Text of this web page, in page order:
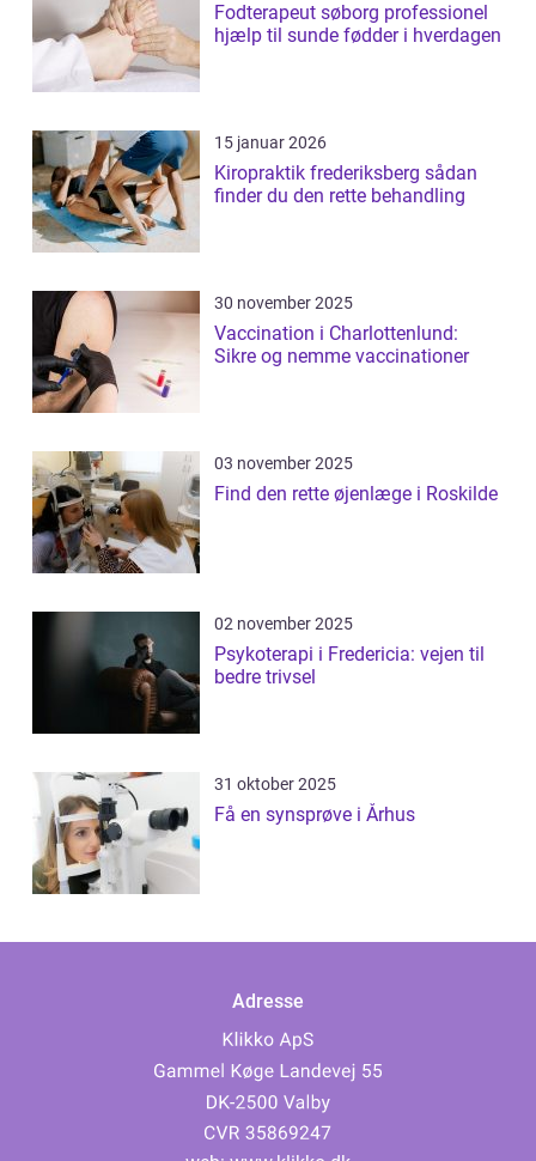
Fodterapeut søborg professionel
hjælp til sunde fødder i hverdagen
15 januar 2026
Kiropraktik frederiksberg sådan
finder du den rette behandling
30 november 2025
Vaccination i Charlottenlund:
Sikre og nemme vaccinationer
03 november 2025
Find den rette øjenlæge i Roskilde
02 november 2025
Psykoterapi i Fredericia: vejen til
bedre trivsel
31 oktober 2025
Få en synsprøve i Århus
Adresse